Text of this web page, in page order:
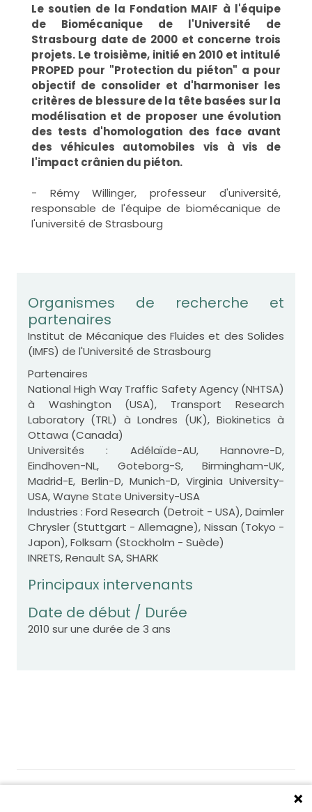
Le soutien de la Fondation MAIF à l'équipe
de Biomécanique de l'Université de
Strasbourg date de 2000 et concerne trois
projets. Le troisième, initié en 2010 et intitulé
PROPED pour "Protection du piéton" a pour
objectif de consolider et d'harmoniser les
critères de blessure de la tête basées sur la
modélisation et de proposer une évolution
des tests d'homologation des face avant
des véhicules automobiles vis à vis de
l'impact crânien du piéton.
- Rémy Willinger, professeur d'université,
responsable de l'équipe de biomécanique de
l'université de Strasbourg
Organismes de recherche et
partenaires
Institut de Mécanique des Fluides et des Solides
(IMFS) de l'Université de Strasbourg
Partenaires
National High Way Traffic Safety Agency (NHTSA)
à Washington (USA), Transport Research
Laboratory (TRL) à Londres (UK), Biokinetics à
Ottawa (Canada)
Universités : Adélaïde-AU, Hannovre-D,
Eindhoven-NL, Goteborg-S, Birmingham-UK,
Madrid-E, Berlin-D, Munich-D, Virginia University-
USA, Wayne State University-USA
Industries : Ford Research (Detroit - USA), Daimler
Chrysler (Stuttgart - Allemagne), Nissan (Tokyo -
Japon), Folksam (Stockholm - Suède)
INRETS, Renault SA, SHARK
Principaux intervenants
Date de début / Durée
2010 sur une durée de 3 ans